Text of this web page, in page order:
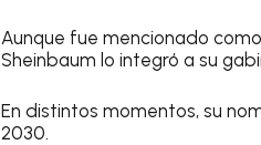
Aunque fue mencionado
Sheinbaum lo integró a su
En distintos momentos, su
2030.